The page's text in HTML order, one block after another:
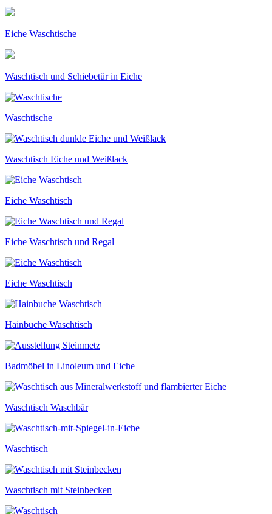
Eiche Waschtische
Waschtisch und Schiebetür in Eiche
Waschtische
Waschtisch Eiche und Weißlack
Eiche Waschtisch
Eiche Waschtisch und Regal
Eiche Waschtisch
Hainbuche Waschtisch
Badmöbel in Linoleum und Eiche
Waschtisch Waschbär
Waschtisch
Waschtisch mit Steinbecken